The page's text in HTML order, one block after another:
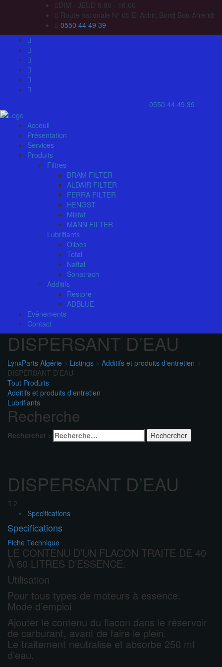
DIM - JEUD 9.00 - 16.00
Route nationale N° 05 El Achir, Bordj Bou Arreridj
0550 44 49 39
0550 44 49 39
Acceuil
Présentation
Services
Produits
Filtres
BRAM FILTER
ALDAIR FILTER
FERRA FILTER
HENGST
Misfat
MANN FILTER
Lubrifiants
Olipes
Total
Naftal
Sonatrach
Additifs
Restore
ADBLUE
Evénements
Contact
DISPERSANT D’EAU
LynxParts Algérie > Listings > Additifs et produits d'entretien >
DISPERSANT D’EAU
Tout Produits
Additifs et produits d'entretien
Lubrifiants
Recherche
Rechercher :
DISPERSANT D’EAU
2
Specifications
Specifications
Fiche Technique
LE CONTENU D’UN FLACON TRAITE DE 40
À 60 LITRES D’ESSENCE.
Utilisation
Pour tous types de moteurs à essence.
Mode d’emploi
Ajouter le contenu du flacon dans le réservoir
de carburant, avant de faire le plein.
Le traitement neutralise et absorbe 250 ml
d’eau.